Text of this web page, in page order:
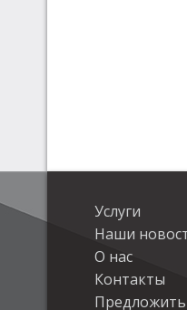
Услуги
Наши
О нас
Контакты